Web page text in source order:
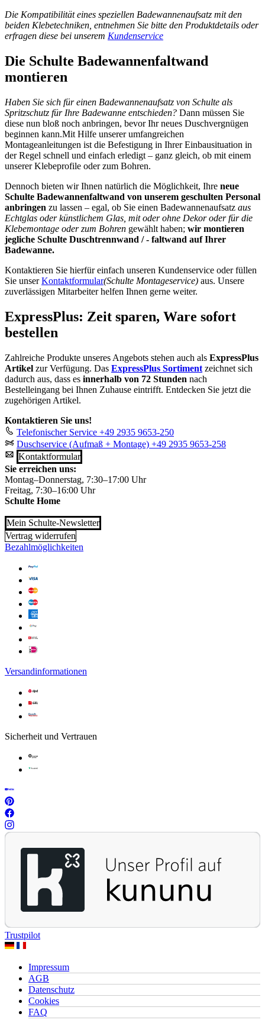
Die Kompatibilität eines speziellen Badewannenaufsatz mit den
beiden Klebetechniken, entnehmen Sie bitte den Produktdetails oder
erfragen diese bei unserem Kundenservice
Die Schulte Badewannenfaltwand
montieren
Haben Sie sich für einen Badewannenaufsatz von Schulte als
Spritzschutz für Ihre Badewanne entschieden? Dann müssen Sie
diese nun bloß noch anbringen, bevor Ihr neues Duschvergnügen
beginnen kann.Mit Hilfe unserer umfangreichen
Montageanleitungen ist die Befestigung in Ihrer Einbausituation in
der Regel schnell und einfach erledigt – ganz gleich, ob mit einem
unserer Klebeprofile oder zum Bohren.
Dennoch bieten wir Ihnen natürlich die Möglichkeit, Ihre neue
Schulte Badewannenfaltwand von unserem geschulten Personal
anbringen zu lassen – egal, ob Sie einen Badewannenaufsatz aus
Echtglas oder künstlichem Glas, mit oder ohne Dekor oder für die
Klebemontage oder zum Bohren gewählt haben; wir montieren
jegliche Schulte Duschtrennwand / - faltwand auf Ihrer
Badewanne.
Kontaktieren Sie hierfür einfach unseren Kundenservice oder füllen
Sie unserKontaktformular(Schulte Montageservice) aus. Unsere
zuverlässigen Mitarbeiter helfen Ihnen gerne weiter.
ExpressPlus: Zeit sparen, Ware sofort
bestellen
Zahlreiche Produkte unseres Angebots stehen auch als ExpressPlus
Artikel zur Verfügung. Das ExpressPlus Sortiment zeichnet sich
dadurch aus, dass es innerhalb von 72 Stunden nach
Bestelleingang bei Ihnen Zuhause eintrifft. Entdecken Sie jetzt die
zugehörigen Artikel.
Kontaktieren Sie uns!
Telefonischer Service +49 2935 9653-250
Duschservice (Aufmaß + Montage) +49 2935 9653-258
Kontaktformular
Sie erreichen uns:
Montag–Donnerstag, 7:30–17:00 Uhr
Freitag, 7:30–16:00 Uhr
Schulte Home
Mein Schulte-Newsletter
Vertrag widerrufen
Bezahlmöglichkeiten
Versandinformationen
Sicherheit und Vertrauen
Trustpilot
Impressum
AGB
Datenschutz
Cookies
FAQ